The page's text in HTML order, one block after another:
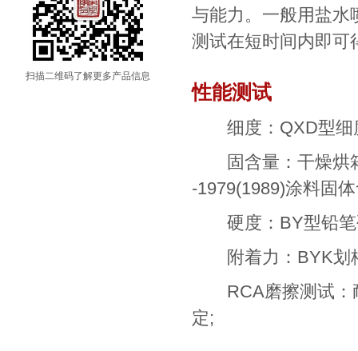
与能力。一般用盐水
测试在短时间内即可
性能测试
细度：QXD型细度
固含量：干燥烘箱
-1979(1989)涂料固
硬度：BY型铅笔
附着力：BYK划格
RCA磨擦测试：
定;
扫描二维码了解更多产品信息